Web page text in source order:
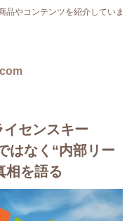
品やコンテンツを紹介していま
センスキー
はなく“内部リー
を語る